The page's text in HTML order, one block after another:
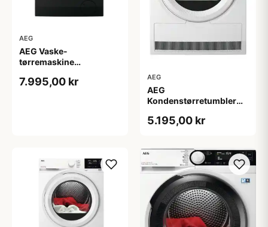
AEG
AEG Vaske-
tørremaskine
garanti
7.995,00 kr AEG
AEG
Kondenstørretumbler
5.195,00 kr